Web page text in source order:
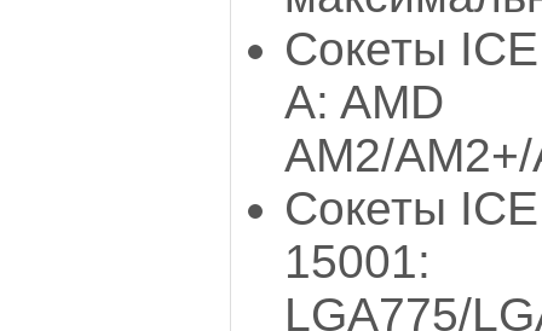
Сокеты
A: AMD
AM2/
Сокеты
15001:
LGA775/